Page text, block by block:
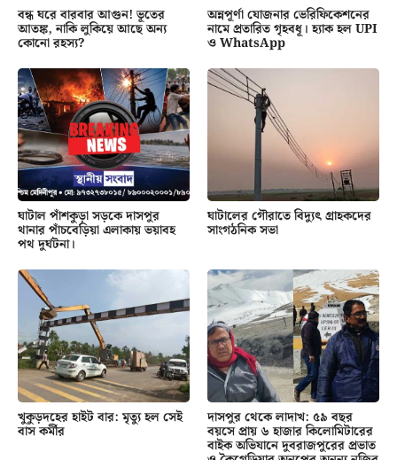
বন্ধ ঘরে বারবার আগুন! ভূতের
আতঙ্ক, নাকি লুকিয়ে আছে অন্য
কোনো রহস্য?
অন্নপূর্ণা যোজনার ভেরিফিকেশনের
নামে প্রতারিত গৃহবধূ। হ্যাক হল UPI
ও WhatsApp
ঘাটাল পাঁশকুড়া সড়কে দাসপুর
থানার পাঁচবেড়িয়া এলাকায় ভয়াবহ
পথ দুর্ঘটনা।
ঘাটালের গৌরাতে বিদ্যুৎ গ্রাহকদের
সাংগঠনিক সভা
খুকুড়দহের হাইট বার: মৃত্যু হল সেই
বাস কর্মীর
দাসপুর থেকে লাদাখ: ৫৯ বছর
বয়সে প্রায় ৬ হাজার কিলোমিটারের
বাইক অভিযানে দুবরাজপুরের প্রভাত